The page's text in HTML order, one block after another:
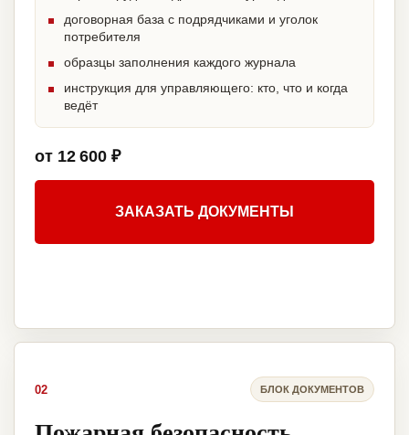
договорная база с подрядчиками и уголок
потребителя
образцы заполнения каждого журнала
инструкция для управляющего: кто, что и когда
ведёт
от 12 600 ₽
ЗАКАЗАТЬ ДОКУМЕНТЫ
02 БЛОК ДОКУМЕНТОВ